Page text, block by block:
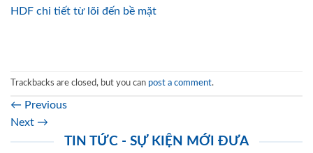
HDF chi tiết từ lõi đến bề mặt
Trackbacks are closed, but you can post a comment.
← Previous
Next →
TIN TỨC - SỰ KIỆN MỚI ĐƯA